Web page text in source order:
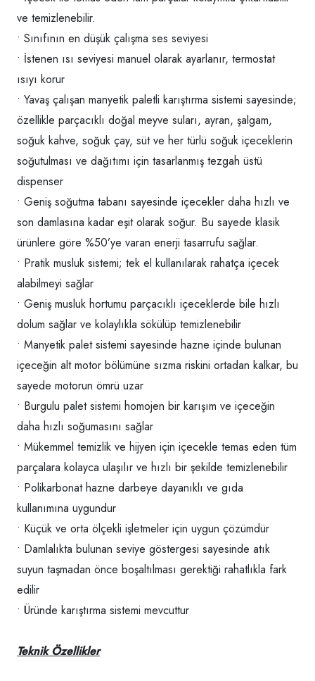
ve temizlenebilir.
• Sınıfının en düşük çalışma ses seviyesi
• İstenen ısı seviyesi manuel olarak ayarlanır, termostat
ısıyı korur
• Yavaş çalışan manyetik paletli karıştırma sistemi sayesinde;
özellikle parçacıklı doğal meyve suları, ayran, şalgam,
soğuk kahve, soğuk çay, süt ve her türlü soğuk içeceklerin
soğutulması ve dağıtımı için tasarlanmış tezgah üstü
dispenser
• Geniş soğutma tabanı sayesinde içecekler daha hızlı ve
son damlasına kadar eşit olarak soğur. Bu sayede klasik
ürünlere göre %50’ye varan enerji tasarrufu sağlar.
• Pratik musluk sistemi; tek el kullanılarak rahatça içecek
alabilmeyi sağlar
• Geniş musluk hortumu parçacıklı içeceklerde bile hızlı
dolum sağlar ve kolaylıkla sökülüp temizlenebilir
• Manyetik palet sistemi sayesinde hazne içinde bulunan
içeceğin alt motor bölümüne sızma riskini ortadan kalkar, bu
sayede motorun ömrü uzar
• Burgulu palet sistemi homojen bir karışım ve içeceğin
daha hızlı soğumasını sağlar
• Mükemmel temizlik ve hijyen için içecekle temas eden tüm
parçalara kolayca ulaşılır ve hızlı bir şekilde temizlenebilir
• Polikarbonat hazne darbeye dayanıklı ve gıda
kullanımına uygundur
• Küçük ve orta ölçekli işletmeler için uygun çözümdür
• Damlalıkta bulunan seviye göstergesi sayesinde atık
suyun taşmadan önce boşaltılması gerektiği rahatlıkla fark
edilir
• Üründe karıştırma sistemi mevcuttur
Teknik Özellikler